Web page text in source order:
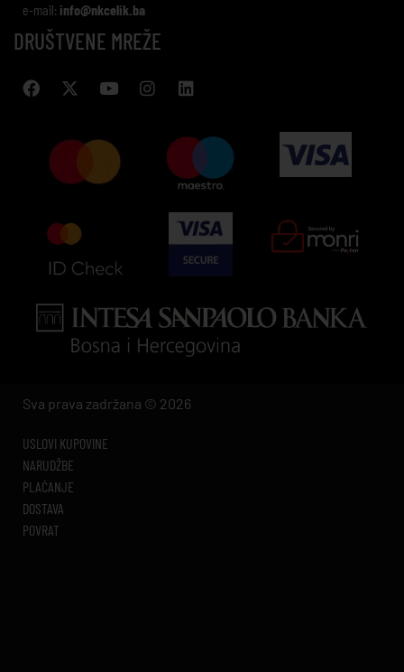
e-mail: info@nkcelik.ba
DRUŠTVENE MREŽE
Sva prava zadržana © 2026
USLOVI KUPOVINE
NARUDŽBE
PLAĆANJE
DOSTAVA
POVRAT